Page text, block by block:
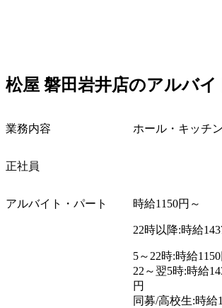
松屋 磐田岩井店のアルバイ
業務内容 ホール・キッチン
正社員
アルバイト・パート 時給1150円～
22時以降:時給
5～ 22時:時給1150
22 ～翌5時:時給
円
同募/高校生:時給